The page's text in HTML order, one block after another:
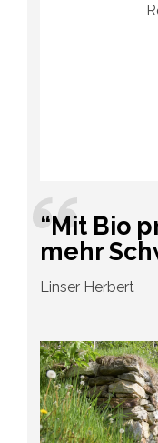
“Mit Bio
mehr
Linser Herbert